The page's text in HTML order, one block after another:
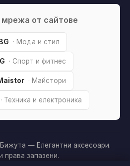
мрежа от сайтове
· Мода и стил
· Спорт и фитнес
· Майстори
· Техника и електроника
— Елегантни аксесоари.
права запазени.